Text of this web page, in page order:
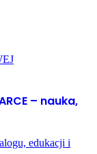
– nauka,